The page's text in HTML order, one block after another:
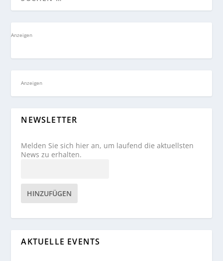
Anzeigen
Anzeigen
NEWSLETTER
Melden Sie sich hier an, um laufend die aktuellsten
News zu erhalten.
HINZUFÜGEN
AKTUELLE EVENTS